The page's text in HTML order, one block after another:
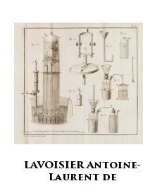
LAVOISIER Antoine-
Laurent de